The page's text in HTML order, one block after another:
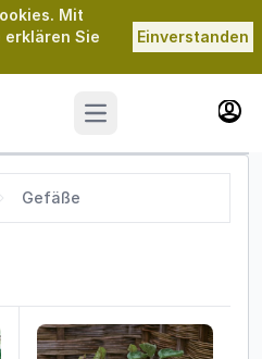
Mit
erklären Sie
Einverstanden
Open main menu
Gefäße